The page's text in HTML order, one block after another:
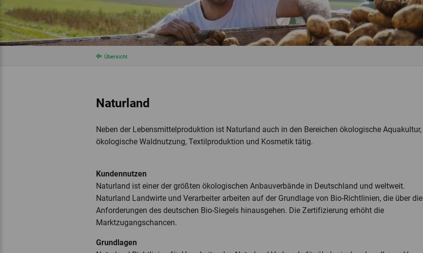
Übersicht
Naturland
Neben der Lebensmittelproduktion ist Naturland auch in den Bereichen ökologische Aquakultur,
ökologische Waldnutzung, Textilproduktion und Kosmetik tätig.
Kundennutzen
Naturland ist einer der größten ökologischen Anbauverbände in Deutschland und weltweit.
Naturland Landwirte und Verarbeiter arbeiten auf der Grundlage von Bio-Richtlinien, die über die
Anforderungen des deutschen Bio-Siegels hinausgehen. Die Zertifizierung erhöht die
Marktzugangschancen.
Grundlagen